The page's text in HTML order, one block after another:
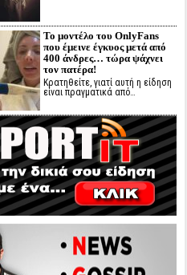
Το μοντέλο του OnlyFans
που έμεινε έγκυος μετά από
400 άνδρες… τώρα ψάχνει
τον πατέρα!
Κρατηθείτε, γιατί αυτή η είδηση
είναι πραγματικά από…